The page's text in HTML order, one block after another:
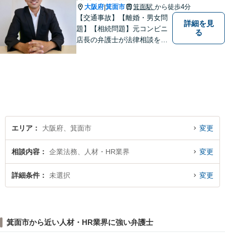
大阪府|箕面市 箕面駅 から徒歩4分
【交通事故】【離婚・男女問
題】【相続問題】元コンビニ
店長の弁護士が法律相談を承
詳細を見
る
エリア 大阪府、箕面市 変更
相談内容 企業法務、人材・HR業界 変更
詳細条件 未選択 変更
箕面市から近い人材・HR業界に強い弁護士